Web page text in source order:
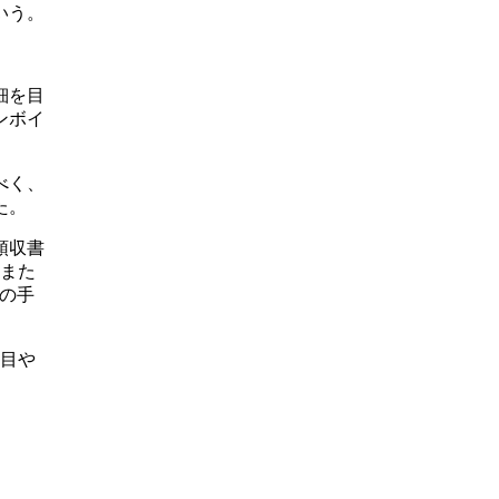
。
を目
ボイ
、
収書
た
手
や